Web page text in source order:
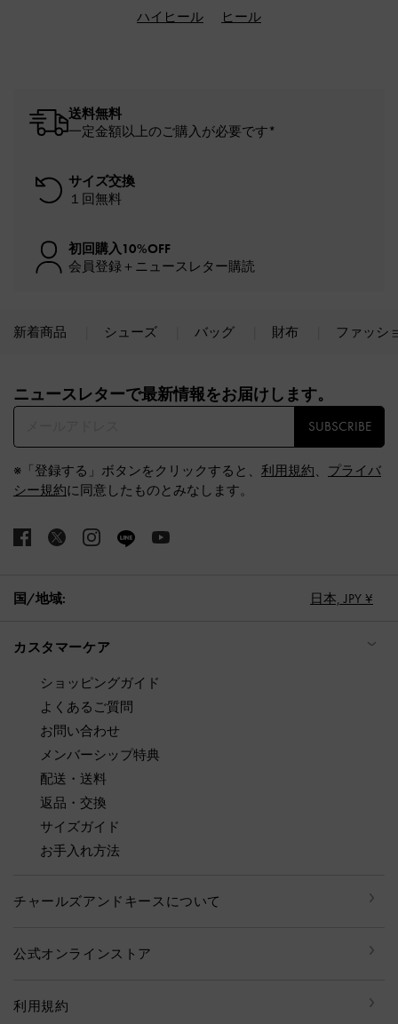
ハイヒール
ヒール
送料無料
一定金額以上のご購入が必要です*
サイズ交換
１回無料
初回購入10%OFF
会員登録＋ニュースレター購読
新着商品 シューズ バッグ 財布 ファッシ
ニュースレターで最新情報をお届けします。​
SUBSCRIBE
※「登録する」ボタンをクリックすると、 利用規約、 プライバ
シー規約に同意したものとみなします。
国/地域: 日本, JPY ¥
カスタマーケア
ショッピングガイド
よくあるご質問
お問い合わせ
メンバーシップ特典
配送・送料
返品・交換
サイズガイド
お手入れ方法
チャールズアンドキースについて
公式オンラインストア
利用規約